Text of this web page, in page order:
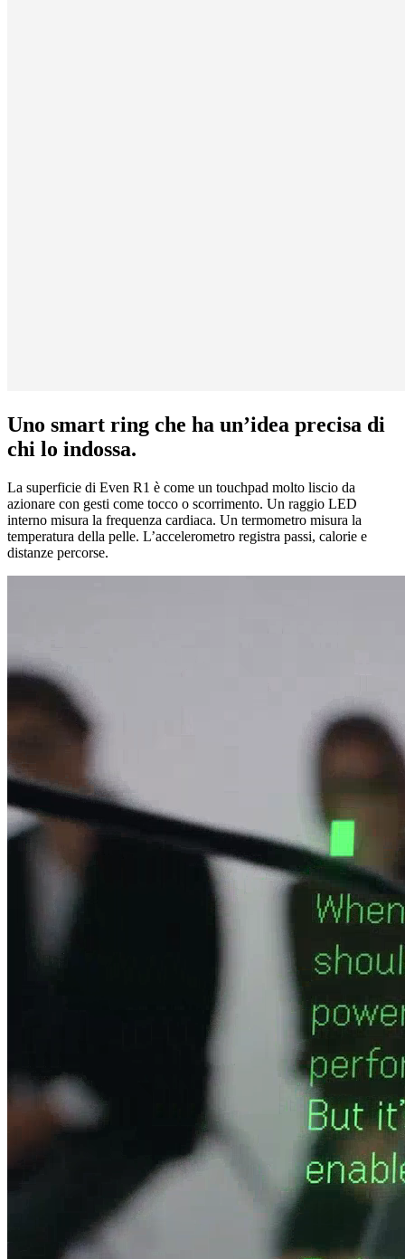
Uno smart ring che ha un’idea precisa di
chi lo indossa.
La superficie di Even R1 è come un touchpad molto liscio da
azionare con gesti come tocco o scorrimento. Un raggio LED
interno misura la frequenza cardiaca. Un termometro misura la
temperatura della pelle. L’accelerometro registra passi, calorie e
distanze percorse.